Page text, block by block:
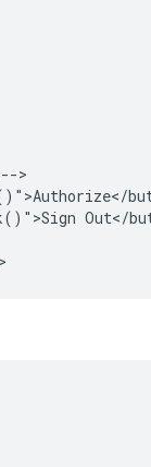
>
Out</